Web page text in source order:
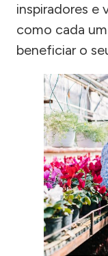
inspiradores e
como cada
beneficiar o